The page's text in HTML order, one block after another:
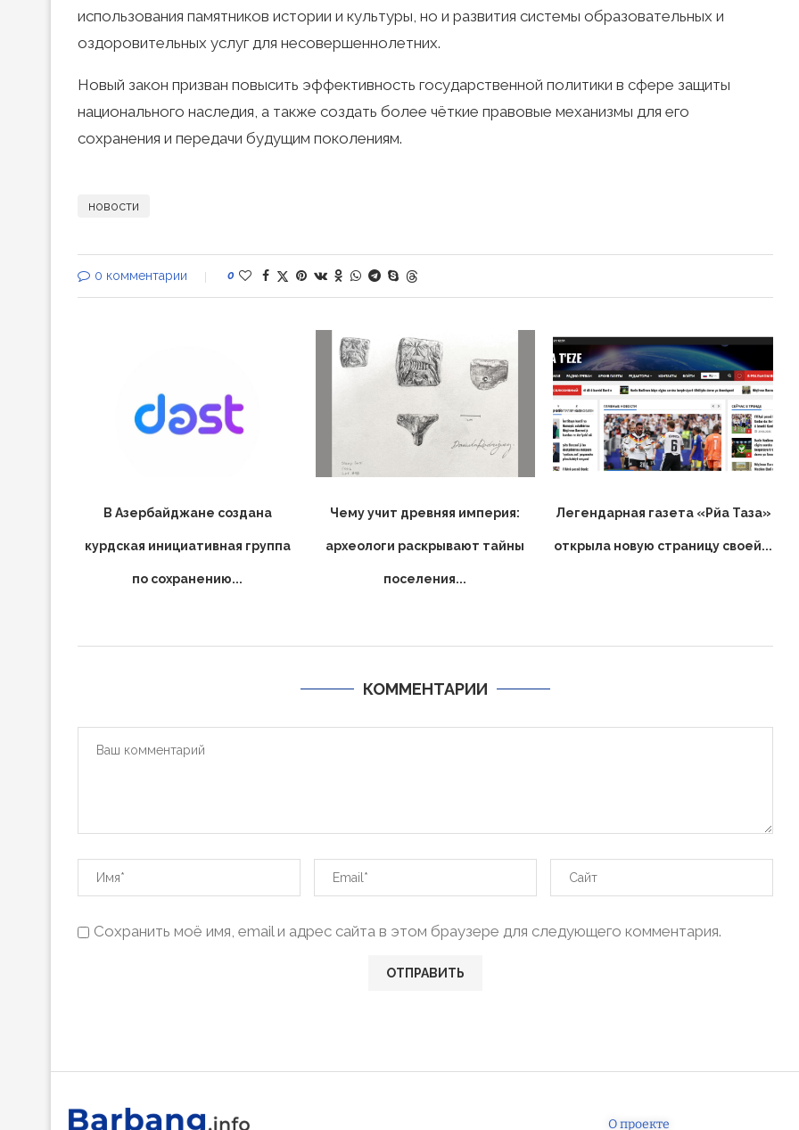
использования памятников истории и культуры, но и развития системы образовательных и
оздоровительных услуг для несовершеннолетних.
Новый закон призван повысить эффективность государственной политики в сфере защиты
национального наследия, а также создать более чёткие правовые механизмы для его
сохранения и передачи будущим поколениям.
новости
0 комментарии 0
В Азербайджане создана
курдская инициативная группа
по сохранению...
Чему учит древняя империя:
археологи раскрывают тайны
поселения...
Легендарная газета «Рйа Таза»
открыла новую страницу своей...
КОММЕНТАРИИ
Сохранить моё имя, email и адрес сайта в этом браузере для следующего комментария.
О проекте